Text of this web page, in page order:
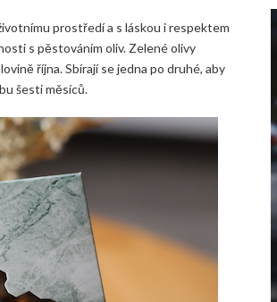
prostředí a s láskou i respektem
s pěstováním oliv. Zelené olivy
října. Sbírají se jedna po druhé, aby
šesti měsíců.